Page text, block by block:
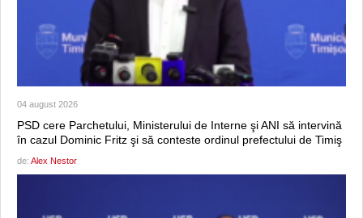
04 august 2026
PSD cere Parchetului, Ministerului de Interne şi ANI să intervină
în cazul Dominic Fritz şi să conteste ordinul prefectului de Timiş
de: Alex Nestor